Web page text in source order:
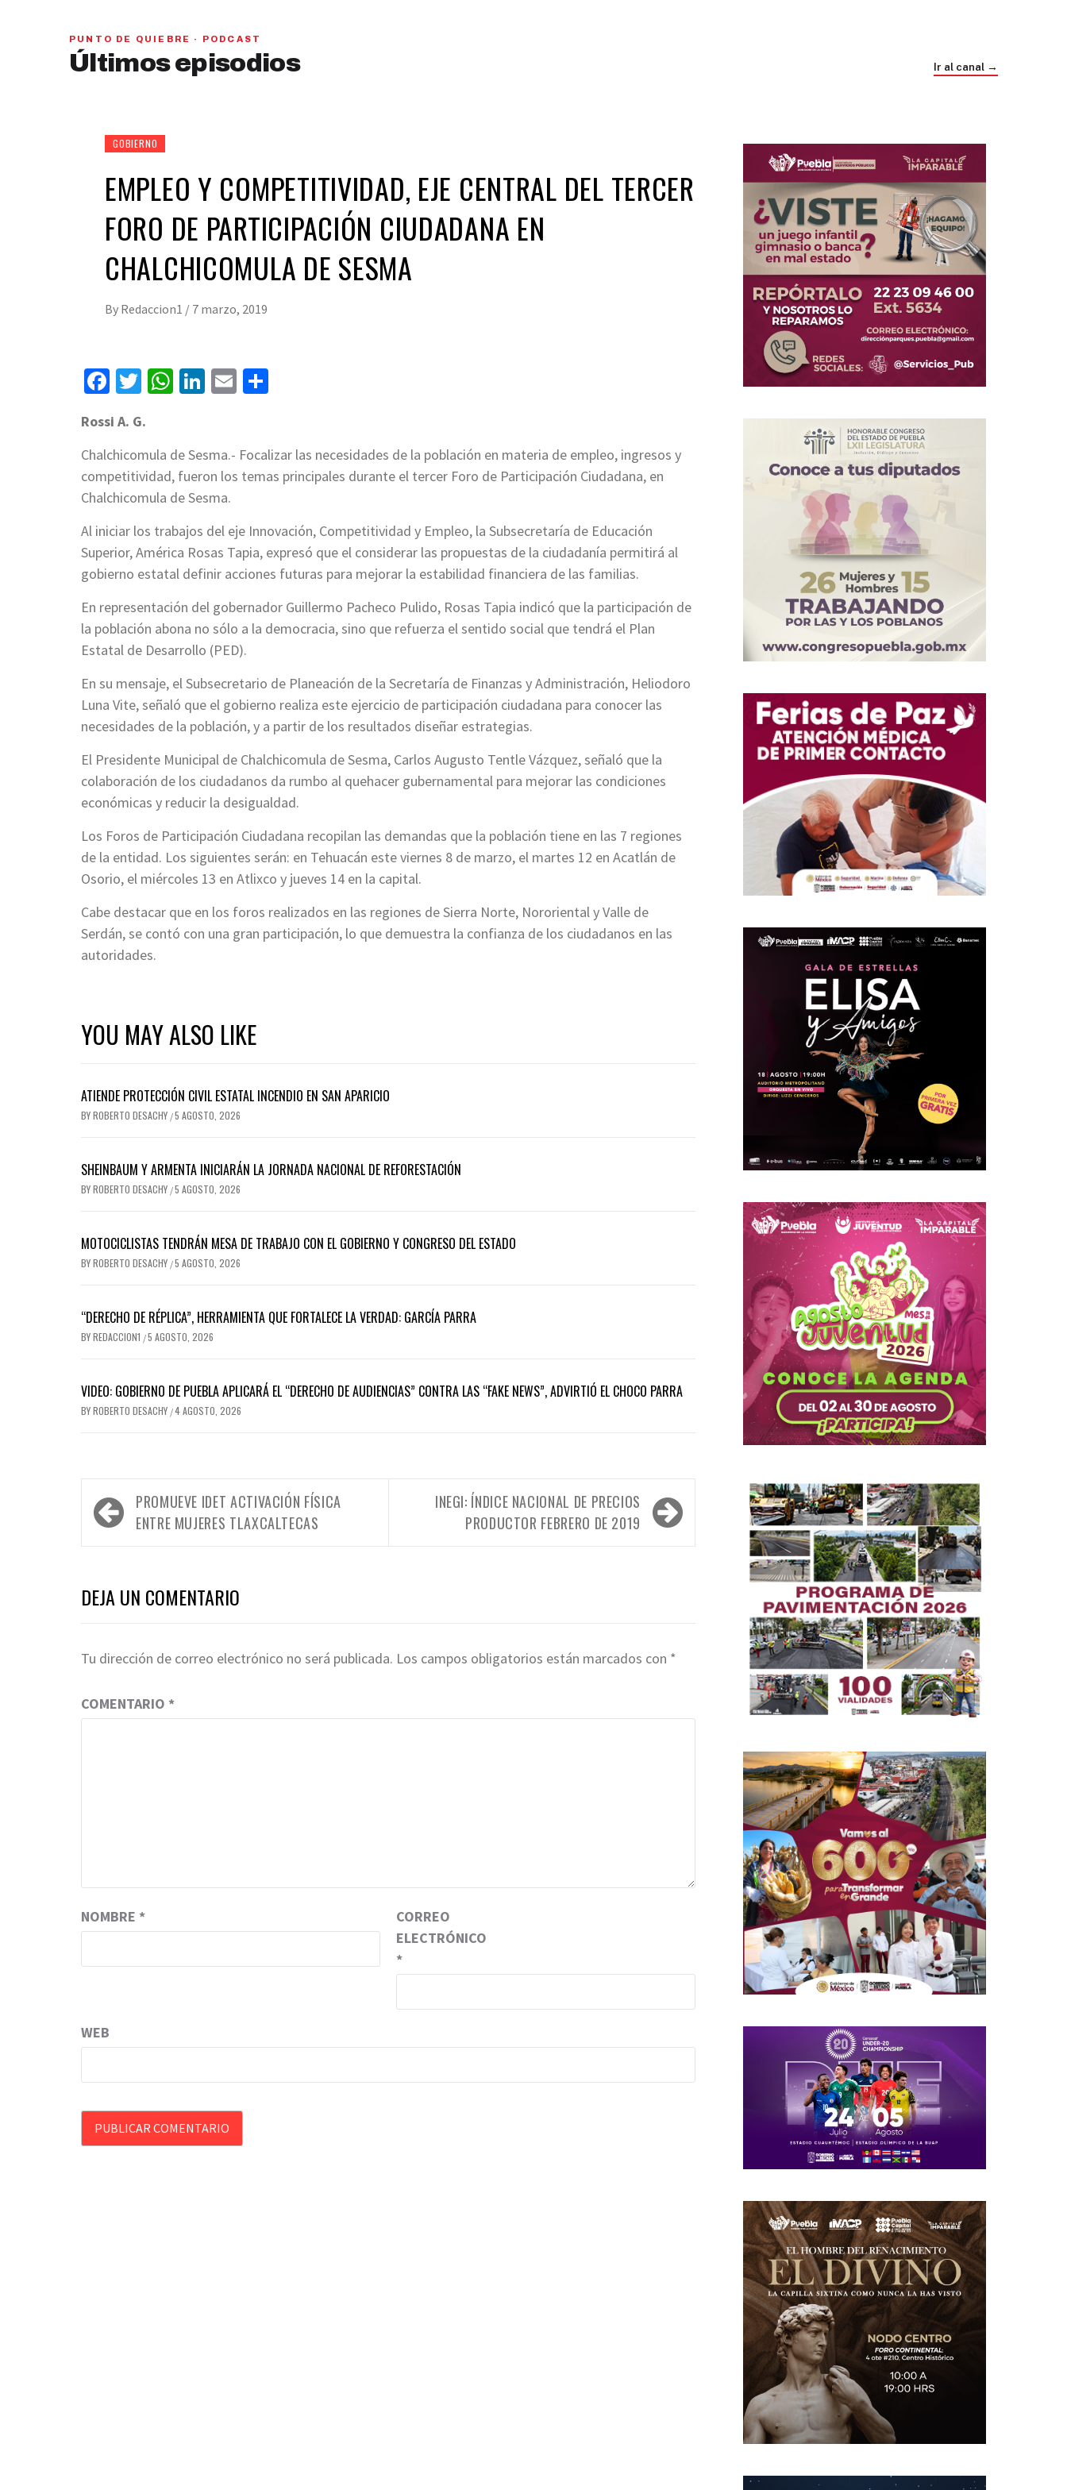
PUNTO DE QUIEBRE · PODCAST
Últimos episodios Ir al canal →
PAN y MC se beneficiarían con una alianza,
señaló Gerardo Leal
GOBIERNO
EMPLEO Y COMPETITIVIDAD, EJE CENTRAL DEL TERCER
FORO DE PARTICIPACIÓN CIUDADANA EN
CHALCHICOMULA DE SESMA
By Redaccion1 / 7 marzo, 2019
Facebook
Twitter
WhatsApp
LinkedIn
Email
Rossi A. G.
Chalchicomula de Sesma.- Focalizar las necesidades de la población en materia de empleo, ingresos y
competitividad, fueron los temas principales durante el tercer Foro de Participación Ciudadana, en
Chalchicomula de Sesma.
Al iniciar los trabajos del eje Innovación, Competitividad y Empleo, la Subsecretaría de Educación
Superior, América Rosas Tapia, expresó que el considerar las propuestas de la ciudadanía permitirá al
gobierno estatal definir acciones futuras para mejorar la estabilidad financiera de las familias.
En representación del gobernador Guillermo Pacheco Pulido, Rosas Tapia indicó que la participación de
la población abona no sólo a la democracia, sino que refuerza el sentido social que tendrá el Plan
Estatal de Desarrollo (PED).
En su mensaje, el Subsecretario de Planeación de la Secretaría de Finanzas y Administración, Heliodoro
Luna Vite, señaló que el gobierno realiza este ejercicio de participación ciudadana para conocer las
necesidades de la población, y a partir de los resultados diseñar estrategias.
El Presidente Municipal de Chalchicomula de Sesma, Carlos Augusto Tentle Vázquez, señaló que la
colaboración de los ciudadanos da rumbo al quehacer gubernamental para mejorar las condiciones
económicas y reducir la desigualdad.
Los Foros de Participación Ciudadana recopilan las demandas que la población tiene en las 7 regiones
de la entidad. Los siguientes serán: en Tehuacán este viernes 8 de marzo, el martes 12 en Acatlán de
Osorio, el miércoles 13 en Atlixco y jueves 14 en la capital.
Cabe destacar que en los foros realizados en las regiones de Sierra Norte, Nororiental y Valle de
Serdán, se contó con una gran participación, lo que demuestra la confianza de los ciudadanos en las
autoridades.
YOU MAY ALSO LIKE
ATIENDE PROTECCIÓN CIVIL ESTATAL INCENDIO EN SAN APARICIO
BYROBERTO DESACHY /5 AGOSTO, 2026
SHEINBAUM Y ARMENTA INICIARÁN LA JORNADA NACIONAL DE REFORESTACIÓN
BYROBERTO DESACHY /5 AGOSTO, 2026
MOTOCICLISTAS TENDRÁN MESA DE TRABAJO CON EL GOBIERNO Y CONGRESO DEL ESTADO
BYROBERTO DESACHY /5 AGOSTO, 2026
“DERECHO DE RÉPLICA”, HERRAMIENTA QUE FORTALECE LA VERDAD: GARCÍA PARRA
BYREDACCION1 /5 AGOSTO, 2026
VIDEO: GOBIERNO DE PUEBLA APLICARÁ EL “DERECHO DE AUDIENCIAS” CONTRA LAS “FAKE NEWS”, ADVIRTIÓ EL CHOCO PARRA
BYROBERTO DESACHY /4 AGOSTO, 2026
Navegación
de
PROMUEVE IDET ACTIVACIÓN FÍSICA
ENTRE MUJERES TLAXCALTECAS
INEGI: ÍNDICE NACIONAL DE PRECIOS
PRODUCTOR FEBRERO DE 2019
DEJA UN COMENTARIO
Tu dirección de correo electrónico no será publicada. Los campos obligatorios están marcados con *
COMENTARIO *
NOMBRE *
CORREO
ELECTRÓNICO
*
WEB